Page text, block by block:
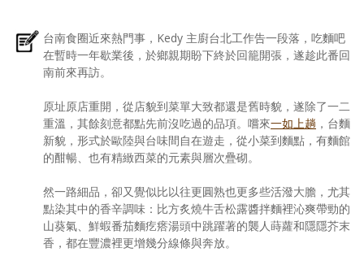
台南食圈近來熱門事，Kedy 主廚台北工作告一段落，吃麵吧
在暫時一年歇業後，於鄉親期盼下終於回籠開張，遂趁此番回
南前來再訪。
原址原店重開，從店貌到菜單大致都還是舊時貌，遂除了一二
重溫，其餘刻意都點先前沒吃過的品項。嚐來一如上趟 ，台麵
新貌，形式於歐陸與台味間自在遊走，從小菜到麵點，有麵館
的酣暢、也有精緻西菜的元素與層次疊砌。
然一路細品，卻又覺似比以往更圓熟也更多些活潑大膽，尤其
點染其中的香辛調味：比方炙燒牛舌松露醬拌麵裡沁爽帶勁的
山葵氣、鮮蝦番茄麵疙瘩湯頭中跳躍著的襲人蒔蘿和隱隱芥末
香，都在豐濃裡更增幾分線條與奔放。